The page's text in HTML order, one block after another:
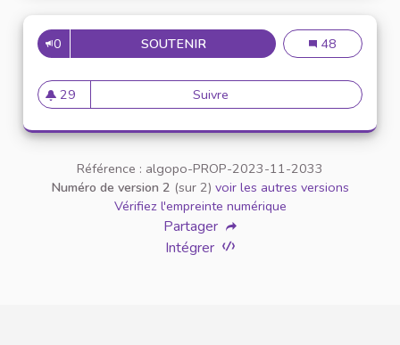
0 SOUTENIRCRÉATION DE BOÎTE À
Création de
48
29
29 abonnés
Suivre Création de boîte à
Référence : algopo-PROP-2023-11-2033
Numéro de version 2 (sur 2) voir les autres versions
Vérifiez l'empreinte numérique
Partager
Intégrer